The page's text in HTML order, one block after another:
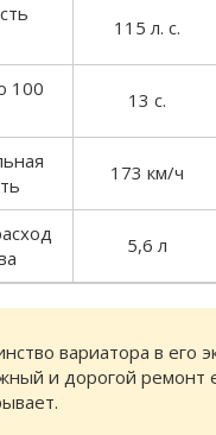
115 л. с.
100
13 с.
173 км/ч
5,6 л
вариатора в его
и дорогой ремонт